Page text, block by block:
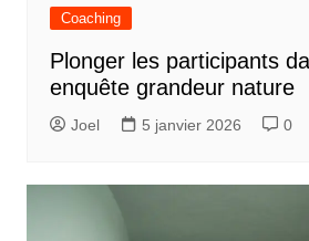
Coaching
Plonger les participants
enquête grandeur nature
Joel 5 janvier 2026 0